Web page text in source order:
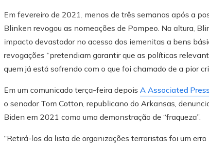
Em fevereiro de 2021, menos de três semanas após a
Blinken revogou as nomeações de Pompeo. Na altura,
impacto devastador no acesso dos iemenitas a bens
revogações “pretendiam garantir que as políticas
quem já está sofrendo com o que foi chamado de a pior
Em um comunicado terça-feira depois A Associated
o senador Tom Cotton, republicano do Arkansas,
Biden em 2021 como uma demonstração de “fraqueza”.
“Retirá-los da lista de organizações terroristas foi um